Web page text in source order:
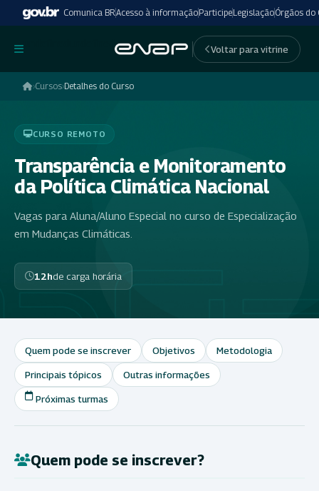
Comunica BRAcesso à informaçãoParticipeLegislaçãoÓrgãos do
Voltar para vitrine
›Cursos›Detalhes do Curso
CURSO REMOTO
Transparência e Monitoramento
da Política Climática Nacional
Vagas para Aluna/Aluno Especial no curso de Especialização
em Mudanças Climáticas.
12hde carga horária
Quem pode se inscrever Objetivos Metodologia
Principais tópicos Outras informações
Próximas turmas
Quem pode se inscrever?